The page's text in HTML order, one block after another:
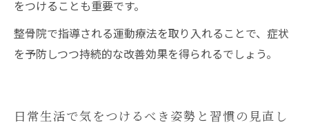
をつけることも重要です。
整骨院で指導される運動療法を取り入れることで、症状
を予防しつつ持続的な改善効果を得られるでしょう。
日常生活で気をつけるべき姿勢と習慣の見直し